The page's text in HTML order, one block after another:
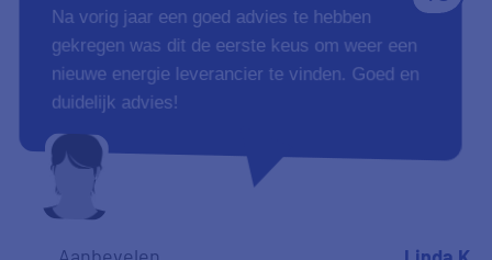
Na vorig jaar een goed advies te hebben
gekregen was dit de eerste keus om weer een
nieuwe energie leverancier te vinden. Goed en
duidelijk advies!